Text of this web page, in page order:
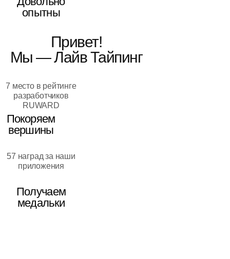
опытны
Привет!
Мы — Лайв Тайпинг
7 место в рейтинге
разработчиков
RUWARD
Покоряем
вершины
57 наград за наши
приложения
Получаем
медальки